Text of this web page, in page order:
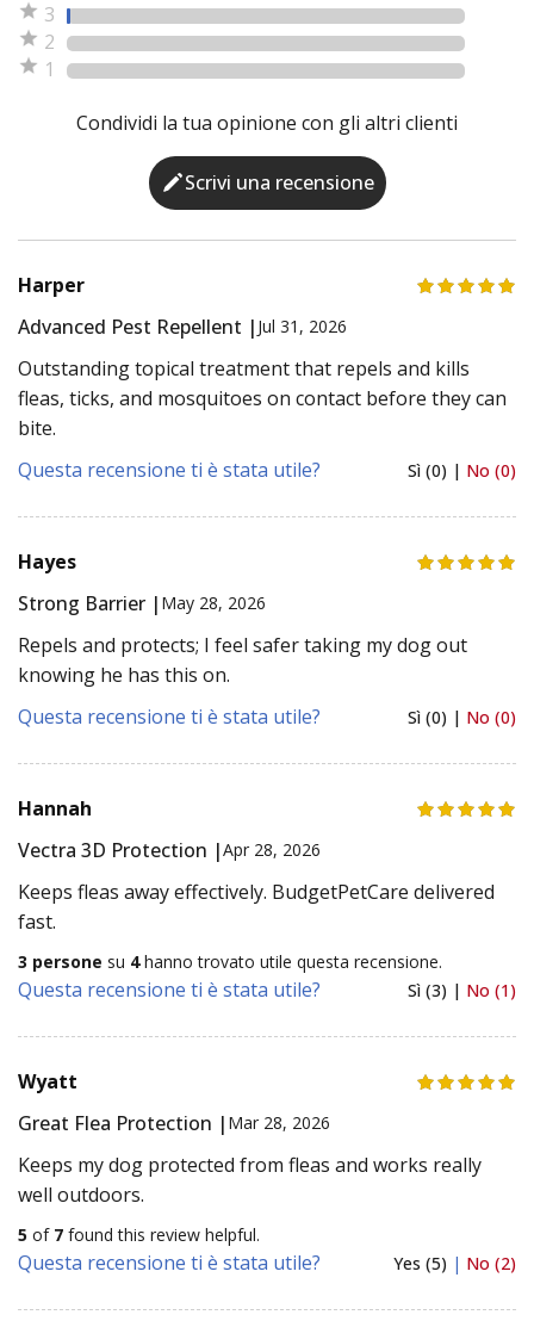
3
2
1
Condividi la tua opinione con gli altri clienti
Scrivi una recensione
Harper
Advanced Pest Repellent | Jul 31, 2026
Outstanding topical treatment that repels and kills
fleas, ticks, and mosquitoes on contact before they can
bite.
Questa recensione ti è stata utile?
Sì (0) | No (0)
Hayes
Strong Barrier | May 28, 2026
Repels and protects; I feel safer taking my dog out
knowing he has this on.
Questa recensione ti è stata utile?
Sì (0) | No (0)
Hannah
Vectra 3D Protection |Apr 28, 2026
Keeps fleas away effectively. BudgetPetCare delivered
fast.
3 persone su 4hanno trovato utile questa recensione.
Questa recensione ti è stata utile? Sì (3) | No (1)
Wyatt
Great Flea Protection | Mar 28, 2026
Keeps my dog protected from fleas and works really
well outdoors.
5 of 7 found this review helpful.
Questa recensione ti è stata utile? Yes (5) | No (2)